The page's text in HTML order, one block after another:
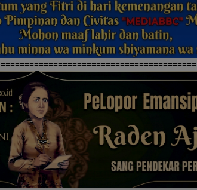
=========================================